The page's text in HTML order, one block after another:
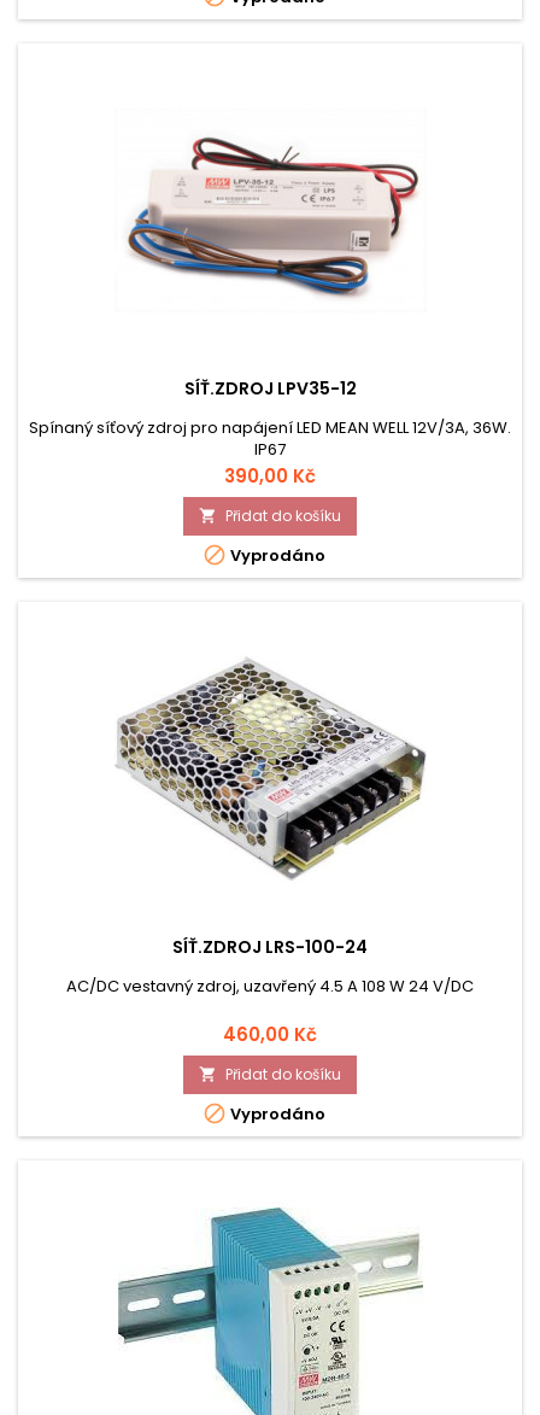
SÍŤ.ZDROJ LPV35-12
Spínaný síťový zdroj pro napájení LED MEAN WELL 12V/3A, 36W.
IP67
Cena
390,00 Kč
 Přidat do košíku
 Vyprodáno
SÍŤ.ZDROJ LRS-100-24
AC/DC vestavný zdroj, uzavřený 4.5 A 108 W 24 V/DC
Cena
460,00 Kč
 Přidat do košíku
 Vyprodáno